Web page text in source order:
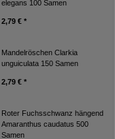
elegans 100 Samen
2,79 € *
Mandelröschen Clarkia
unguiculata 150 Samen
2,79 € *
Roter Fuchsschwanz hängend
Amaranthus caudatus 500
Samen